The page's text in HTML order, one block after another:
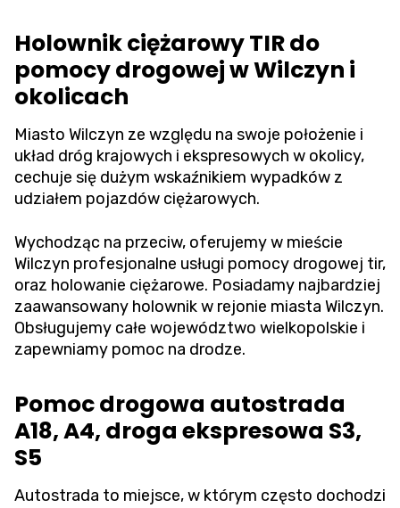
Holownik ciężarowy TIR do
pomocy drogowej w Wilczyn i
okolicach
Miasto Wilczyn ze względu na swoje położenie i
układ dróg krajowych i ekspresowych w okolicy,
cechuje się dużym wskaźnikiem wypadków z
udziałem pojazdów ciężarowych.
Wychodząc na przeciw, oferujemy w mieście
Wilczyn profesjonalne usługi pomocy drogowej tir,
oraz holowanie ciężarowe. Posiadamy najbardziej
zaawansowany holownik w rejonie miasta Wilczyn.
Obsługujemy całe województwo wielkopolskie i
zapewniamy pomoc na drodze.
Pomoc drogowa autostrada
A18, A4, droga ekspresowa S3,
S5
Autostrada to miejsce, w którym często dochodzi